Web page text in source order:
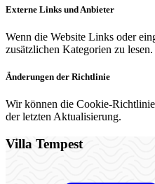
Externe Links und Anbieter
Wenn die Website Links oder
zusätzlichen Kategorien zu lesen.
Änderungen der Richtlinie
Wir können die Cookie-
der letzten Aktualisierung.
Villa Tempest